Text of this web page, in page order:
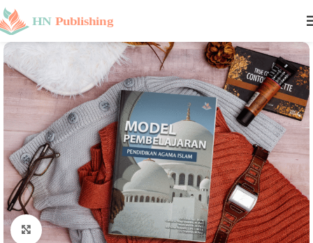
Click to enlarge